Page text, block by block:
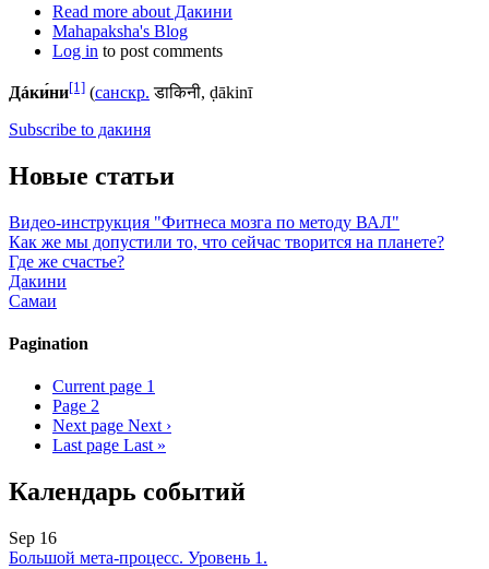
Read more about Дакини
Mahapaksha's Blog
Log in to post comments
Дáки́ни[1] (санскр. डाकिनी, ḍākinī
Subscribe to дакиня
Новые статьи
Видео-инструкция "Фитнеса мозга по методу ВАЛ"
Как же мы допустили то, что сейчас творится на планете?
Где же счастье?
Дакини
Самаи
Pagination
Current page 1
Page 2
Next page Next ›
Last page Last »
Календарь событий
Sep 16
Большой мета-процесс. Уровень 1.